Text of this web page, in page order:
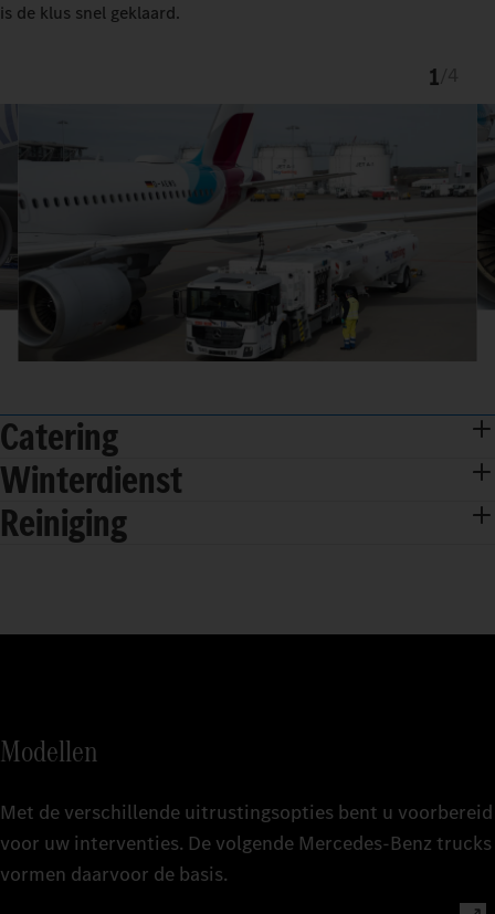
is de klus snel geklaard.
1
Catering
Winterdienst
Reiniging
Modellen
Met de verschillende uitrustingsopties bent u voorbereid
voor uw interventies. De volgende Mercedes‑Benz trucks
vormen daarvoor de basis.